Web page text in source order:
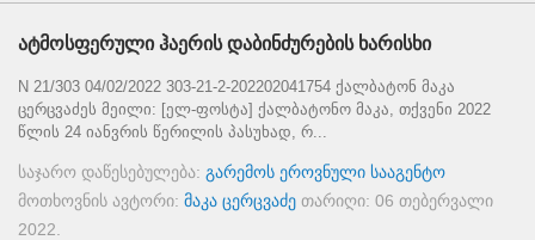
ატმოსფერული ჰაერის დაბინძურების ხარისხი
N 21/303 04/02/2022 303-21-2-202202041754 ქალბატონ მაკა
ცერცვაძეს მეილი: [ელ-ფოსტა] ქალბატონო მაკა, თქვენი 2022
წლის 24 იანვრის წერილის პასუხად, რ...
საჯარო დაწესებულება: გარემოს ეროვნული სააგენტო
მოთხოვნის ავტორი: მაკა ცერცვაძე თარიღი: 06 თებერვალი
2022